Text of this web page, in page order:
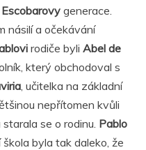
Escobarovy generace.
násilí a očekávání
rodiče byli Abel de
který obchodoval s
, učitelka na základní
nepřítomen kvůli
se o rodinu. Pablo
byla tak daleko, že